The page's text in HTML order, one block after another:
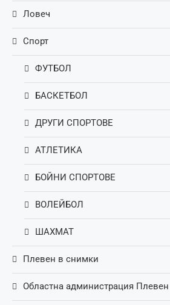
Ловеч
Спорт
ФУТБОЛ
БАСКЕТБОЛ
ДРУГИ СПОРТОВЕ
АТЛЕТИКА
БОЙНИ СПОРТОВЕ
ВОЛЕЙБОЛ
ШАХМАТ
Плевен в снимки
Областна администрация Плевен